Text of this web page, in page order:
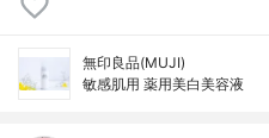
無印良品(MUJI)
敏感肌用 薬用美白美容液